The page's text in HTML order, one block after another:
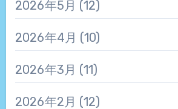
2026年5月 (12)
2026年4月 (10)
2026年3月 (11)
2026年2月 (12)